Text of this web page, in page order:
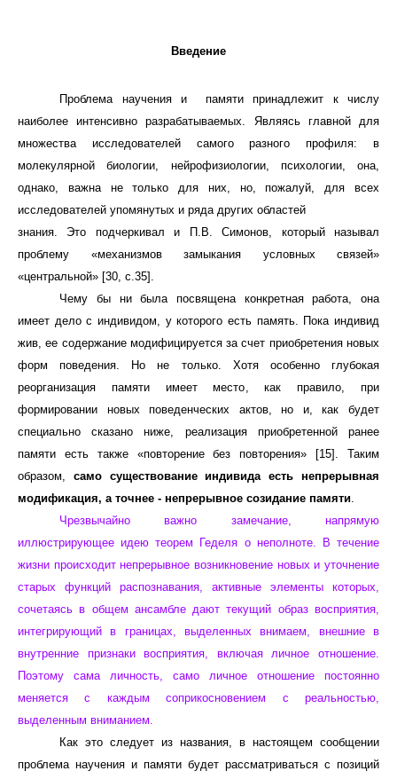
Введение
Проблема научения и памяти принадлежит к числу
наиболее интенсивно разрабатываемых. Являясь главной для
множества исследователей самого разного профиля: в
молекулярной биологии, нейрофизиологии, психологии, она,
однако, важна не только для них, но, пожалуй, для всех
исследователей упомянутых и ряда других областей
знания. Это подчеркивал и П.В. Симонов, который называл
проблему «механизмов замыкания условных связей»
«центральной» [30, с.35].
Чему бы ни была посвящена конкретная работа, она
имеет дело с индивидом, у которого есть память. Пока индивид
жив, ее содержание модифицируется за счет приобретения новых
форм поведения. Но не только. Хотя особенно глубокая
реорганизация памяти имеет место, как правило, при
формировании новых поведенческих актов, но и, как будет
специально сказано ниже, реализация приобретенной ранее
памяти есть также «повторение без повторения» [15]. Таким
образом, само существование индивида есть непрерывная
модификация, а точнее - непрерывное созидание памяти.
Чрезвычайно важно замечание, напрямую
иллюстрирующее идею теорем Геделя о неполноте. В течение
жизни происходит непрерывное возникновение новых и уточнение
старых функций распознавания, активные элементы которых,
сочетаясь в общем ансамбле дают текущий образ восприятия,
интегрирующий в границах, выделенных внимаем, внешние в
внутренние признаки восприятия, включая личное отношение.
Поэтому сама личность, само личное отношение постоянно
меняется с каждым соприкосновением с реальностью,
выделенным вниманием.
Как это следует из названия, в настоящем сообщении
проблема научения и памяти будет рассматриваться с позиций